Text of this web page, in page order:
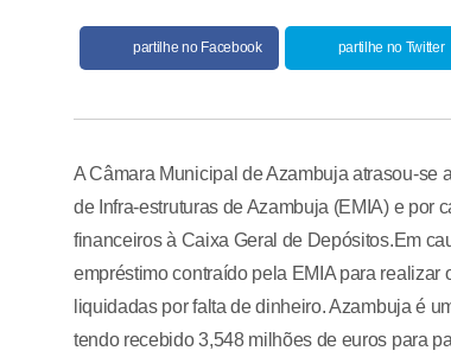
partilhe no Facebook partilhe no Twitter
A Câmara Municipal de Azambuja atrasou-se
de Infra-estruturas de Azambuja (EMIA) e por
financeiros à Caixa Geral de Depósitos.Em
empréstimo contraído pela EMIA para
liquidadas por falta de dinheiro. Azambuja é
tendo recebido 3,548 milhões de euros para